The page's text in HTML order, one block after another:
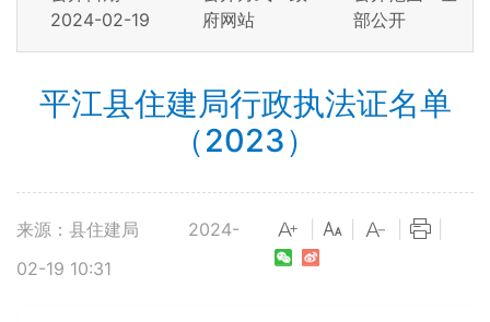
2024-02-19
府网站
部公开
平江县住建局行政执法证名单
（2023）
来源：县住建局
2024-
02-19 10:31